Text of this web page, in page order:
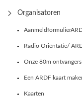
Organisatoren
Radio Oriëntatie/
Onze 80m ontvangers
Een ARDF kaart
Kaarten